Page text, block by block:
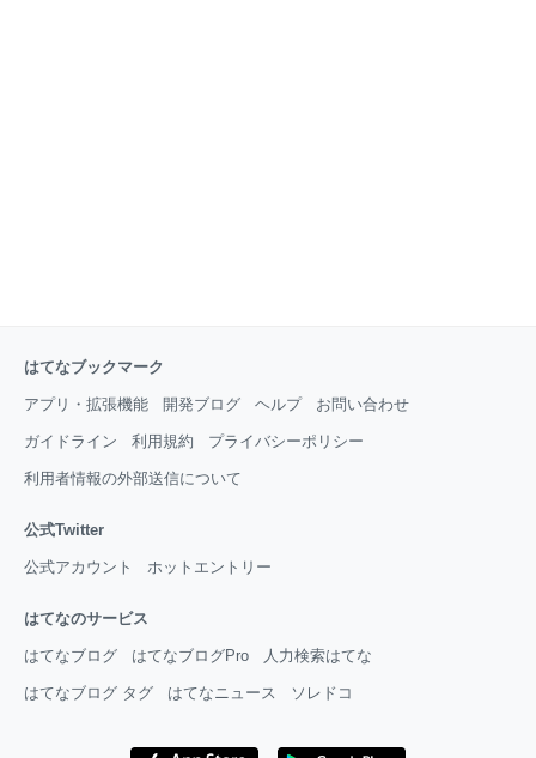
はてなブックマーク
アプリ・拡張機能 開発ブログ ヘルプ お問い合わせ
ガイドライン 利用規約 プライバシーポリシー
利用者情報の外部送信について
公式Twitter
公式アカウント ホットエントリー
はてなのサービス
はてなブログ はてなブログPro 人力検索はてな
はてなブログ タグ はてなニュース ソレドコ